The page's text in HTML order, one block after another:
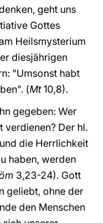
geht uns
Gottes
Heilsmysterium
diesjährigen
"Umsonst habt
(Mt10,8).
gegeben: Wer
verdienen? Der hl.
die Herrlichkeit
haben, werden
3,23-24). Gott
geliebt, ohne der
den Menschen